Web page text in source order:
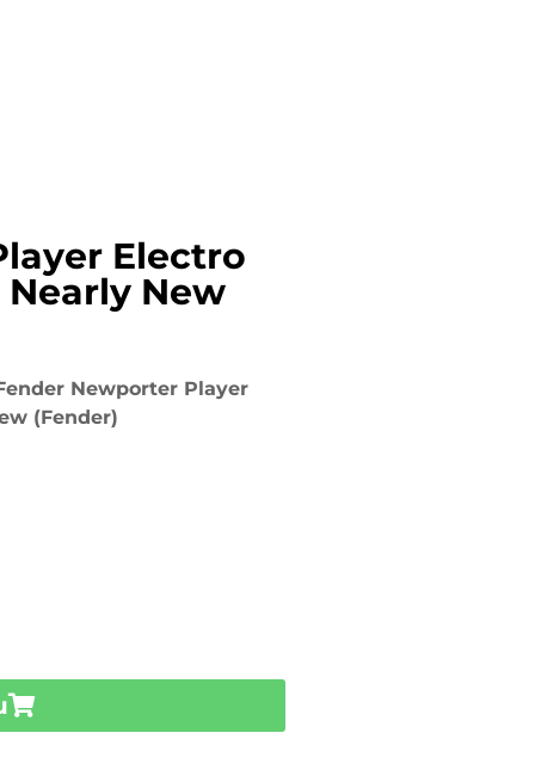
Electro
New
Newporter Player
(Fender)